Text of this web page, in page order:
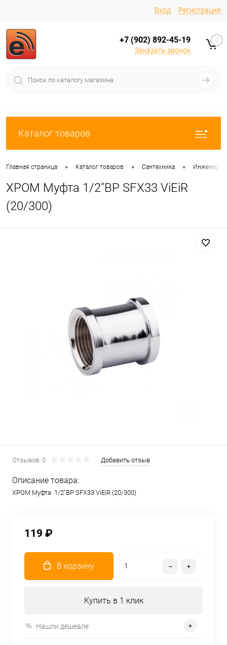
Вход Регистрация
+7 (902) 892-45-19
Заказать звонок
0
Каталог товаров
Главная страница • Каталог товаров • Сантехника •
ХРОМ Муфта 1/2"ВР SFX33 ViEiR
(20/300)
Отзывов: 0 Добавить отзыв
Описание товара:
ХРОМ Муфта 1/2"ВР SFX33 ViEiR (20/300)
119 ₽
В корзину
Купить в 1 клик
Нашли дешевле